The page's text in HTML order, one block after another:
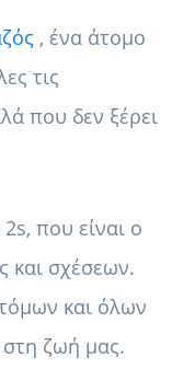
, ένα άτομο
τις
που δεν ξέρει
που είναι ο
και σχέσεων.
και όλων
ζωή μας.